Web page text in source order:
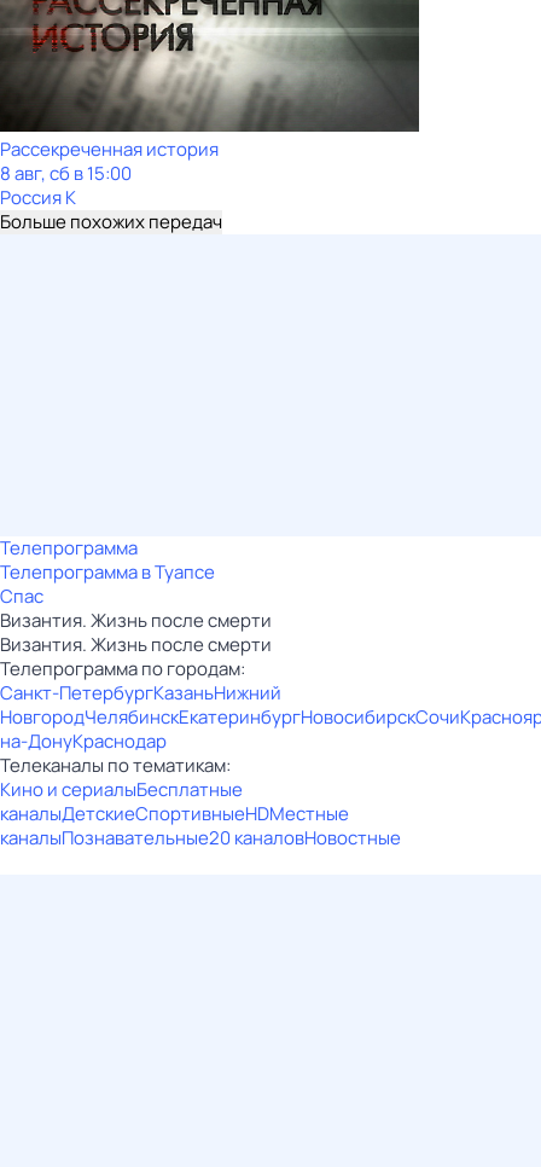
Рассекреченная история
8 авг, сб в 15:00
Россия К
Больше похожих передач
Телепрограмма
Телепрограмма в Туапсе
Спас
Византия. Жизнь после смерти
Византия. Жизнь после смерти
Телепрограмма по городам:
Санкт-ПетербургКазаньНижний
НовгородЧелябинскЕкатеринбургНовосибирскСочи
на-ДонуКраснодар
Телеканалы по тематикам:
Кино и сериалыБесплатные
каналыДетскиеСпортивныеHDМестные
каналыПознавательные20 каналовНовостные